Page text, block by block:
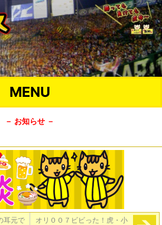
MENU
－ お知らせ －
耳元で
オリ００７ビビった！虎・小